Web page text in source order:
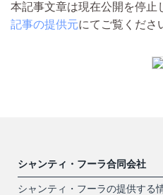
本記事文章は現在公開を停止
記事の提供元にてご覧くださ
シャンティ・フーラ合同会社
シャンティ・フーラの提供する